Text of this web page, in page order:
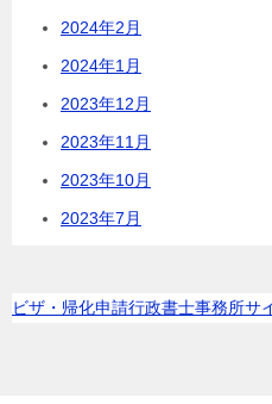
2024年2月
2024年1月
2023年12月
2023年11月
2023年10月
2023年7月
ビザ・帰化申請行政書士事務所サ